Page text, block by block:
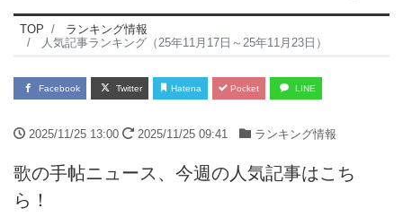
TOP
ランキング情報
人気記事ランキング（25年11月17日～25年11月23日）
Facebook Twitter Hatena Pocket LINE
2025/11/25 13:00 2025/11/25 09:41 ランキング情報
歌の手帖ニュース、今週の人気記事はこち
ら！